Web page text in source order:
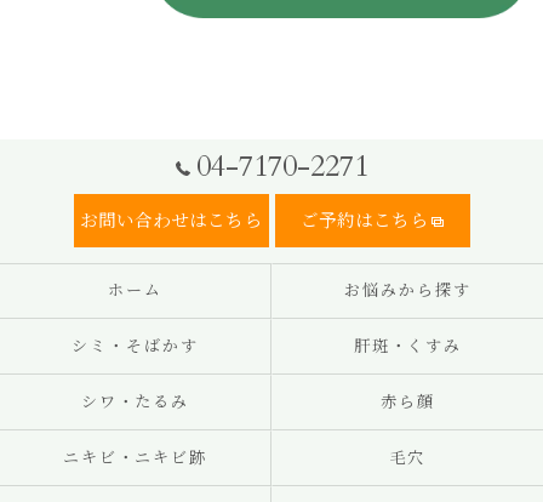
04-7170-2271
お問い合わせはこちら ご予約はこちら
ホーム お悩みから探す
シミ・そばかす 肝斑・くすみ
シワ・たるみ 赤ら顔
ニキビ・ニキビ跡 毛穴